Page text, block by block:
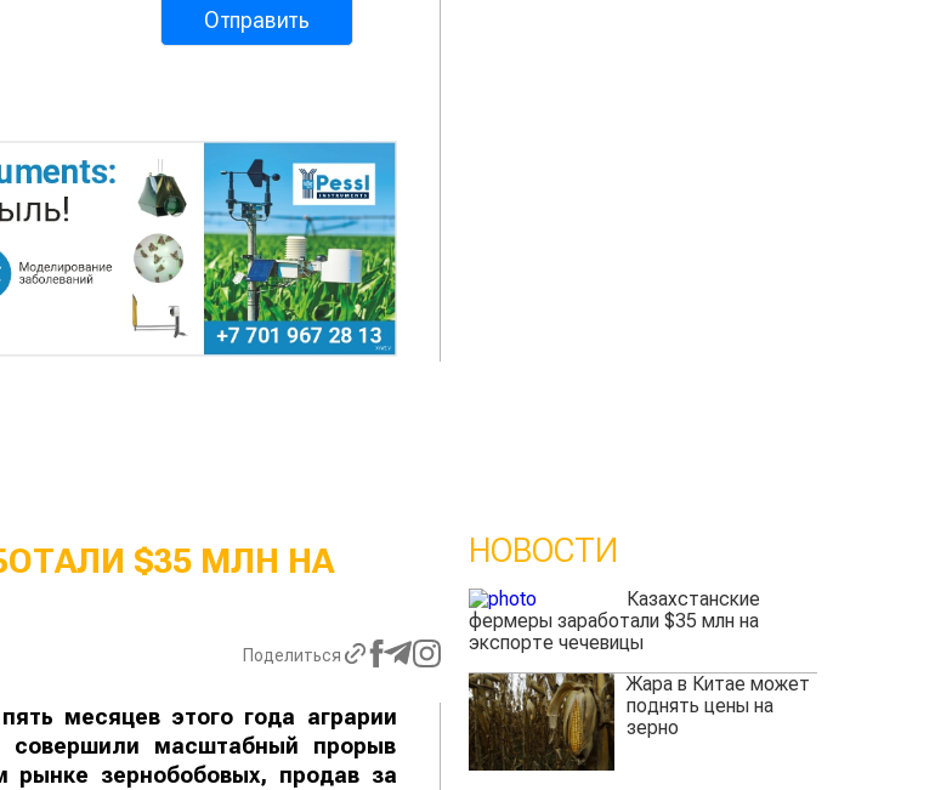
$35 МЛН НА
Поделиться
месяцев этого года аграрии
совершили масштабный прорыв
рынке зернобобовых, продав за
НОВОСТИ
Казахстанские
фермеры заработали $35 млн на
экспорте чечевицы
Жара в Китае может
поднять цены на
зерно